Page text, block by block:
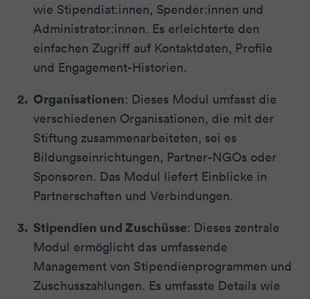
wie Stipendiat:innen, Spender:innen und
Administrator:innen. Es erleichterte den
einfachen Zugriff auf Kontaktdaten, Profile
und Engagement-Historien.
Organisationen: Dieses Modul umfasst die
verschiedenen Organisationen, die mit der
Stiftung zusammenarbeiteten, sei es
Bildungseinrichtungen, Partner-NGOs oder
Sponsoren. Das Modul liefert Einblicke in
Partnerschaften und Verbindungen.
Stipendien und Zuschüsse: Dieses zentrale
Modul ermöglicht das umfassende
Management von Stipendienprogrammen und
Zuschusszahlungen. Es umfasste Details wie